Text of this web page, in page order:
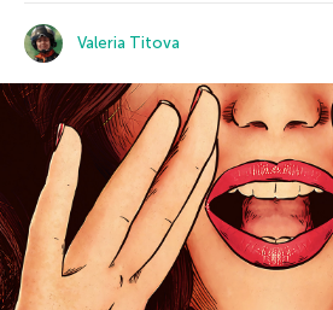
Valeria Titova